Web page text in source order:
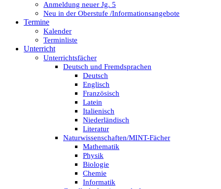
Anmeldung neuer Jg. 5
Neu in der Oberstufe /Informationsangebote
Termine
Kalender
Terminliste
Unterricht
Unterrichtsfächer
Deutsch und Fremdsprachen
Deutsch
Englisch
Französisch
Latein
Italienisch
Niederländisch
Literatur
Naturwissenschaften/MINT-Fächer
Mathematik
Physik
Biologie
Chemie
Informatik